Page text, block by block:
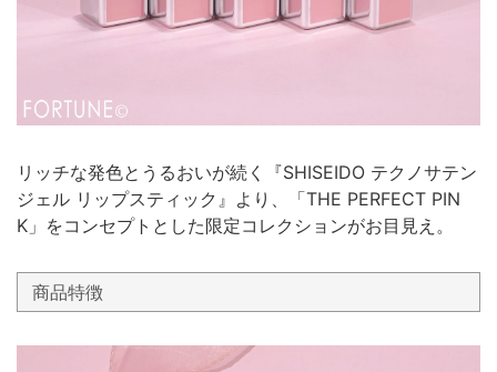
リッチな発色とうるおいが続く『SHISEIDO テクノサテン
ジェル リップスティック』より、「THE PERFECT PIN
K」をコンセプトとした限定コレクションがお目見え。
商品特徴